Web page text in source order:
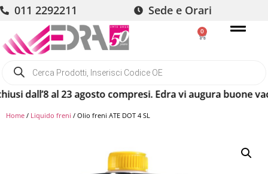
011 2292211 Sede e Orari
0
dall’8 al 23 agosto compresi. Edra vi augura buone
Home / Liquido freni / Olio freni ATE DOT 4 SL